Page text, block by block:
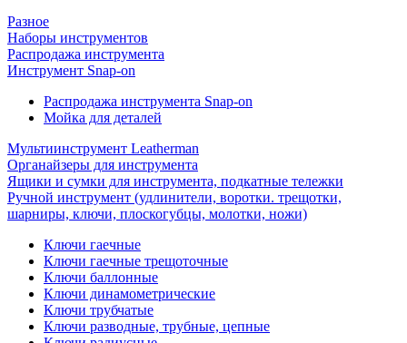
Разное
Наборы инструментов
Распродажа инструмента
Инструмент Snap-on
Распродажа инструмента Snap-on
Мойка для деталей
Мультиинструмент Leatherman
Органайзеры для инструмента
Ящики и сумки для инструмента, подкатные тележки
Ручной инструмент (удлинители, воротки. трещотки,
шарниры, ключи, плоскогубцы, молотки, ножи)
Ключи гаечные
Ключи гаечные трещоточные
Ключи баллонные
Ключи динамометрические
Ключи трубчатые
Ключи разводные, трубные, цепные